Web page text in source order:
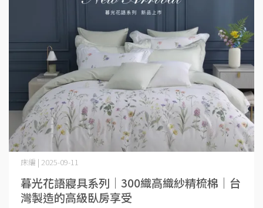
暮光花語寢具系列｜300織高織紗精梳棉｜台
灣製造的高級臥房享受
床編 | 2025-09-11